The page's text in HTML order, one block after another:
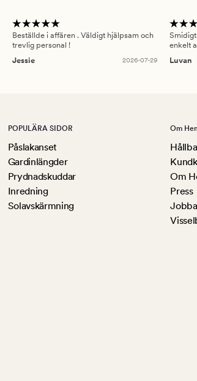
Beställde i affären . Väldigt hjälpsam och
trevlig personal !
Jessie
2026-07-29
enkelt
Luvan
POPULÄRA SIDOR
Påslakanset
Gardinlängder
Prydnadskuddar
Inredning
Solavskärmning
Om
Om
Press